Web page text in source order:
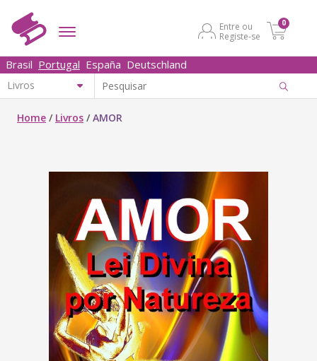
Entre ou
Registe-se
0
Brasil Portugal España Deutschland
Home / Livros /AMOR